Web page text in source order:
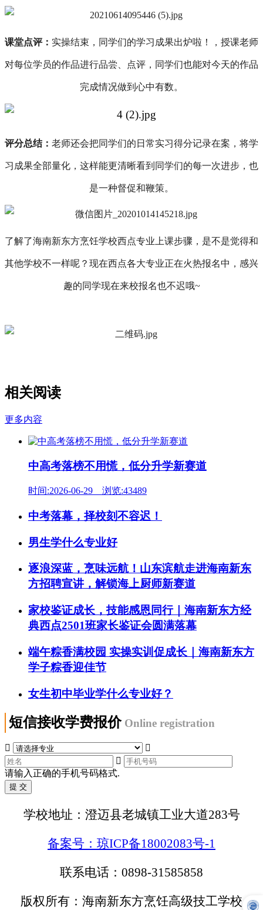
课堂点评： 实操结束， 同学们的学习成果出炉啦！，授课老师
对每位学员的作品进行品尝、点评， 同学们也能对今天的作品
完成情况做到心中有数。
评分总结 ： 老师还会把同学们的日常实习得分记录在案， 将学
习 成果全部量化，这样能更清晰看到 同学们的每一次进步，也
是一种督促和鞭策。
了解了海南新东方烹饪学校西点专业上课步骤，是不是觉得和
其他学校不一样呢？现在西点各大专业正在火热报名中，感兴
趣的同学现在来校报名也不迟哦~
相关阅读
更多内容
中高考落榜不用慌，低分升学新赛道
时间:2026-06-29 浏览:43489
中考落幕，择校刻不容迟！
男生学什么专业好
逐浪深蓝，烹味远航！山东滨航走进海南新东
方招聘宣讲，解锁海上厨师新赛道
家校鉴证成长，技能感恩同行｜海南新东方经
典西点2501班家长鉴证会圆满落幕
端午粽香满校园 实操实训促成长｜海南新东方
学子粽香迎佳节
女生初中毕业学什么专业好？
短信接收学费报价 Online registration



请输入正确的手机号码格式.
学校地址：澄迈县老城镇工业大道283号
备案号：琼ICP备18002083号-1
联系电话：0898-31585858
版权所有：海南新东方烹饪高级技工学校